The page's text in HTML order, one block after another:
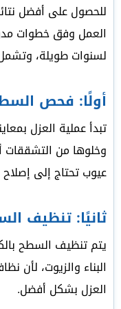
للحصول على أفضل
العمل وفق خطوات
لسنوات طويلة،
أولًا: فحص
تبدأ عملية العزل
وخلوها من التشققات
عيوب تحتاج إلى إصلاح
ثانيًا: تنظيف
يتم تنظيف السطح
البناء والزيوت، لأن
العزل بشكل أفضل.